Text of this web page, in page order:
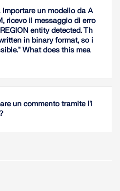
un modello da A
ricevo il messaggio di erro
entity detected. Th
in binary format, so i
What does this mea
un commento tramite l'i